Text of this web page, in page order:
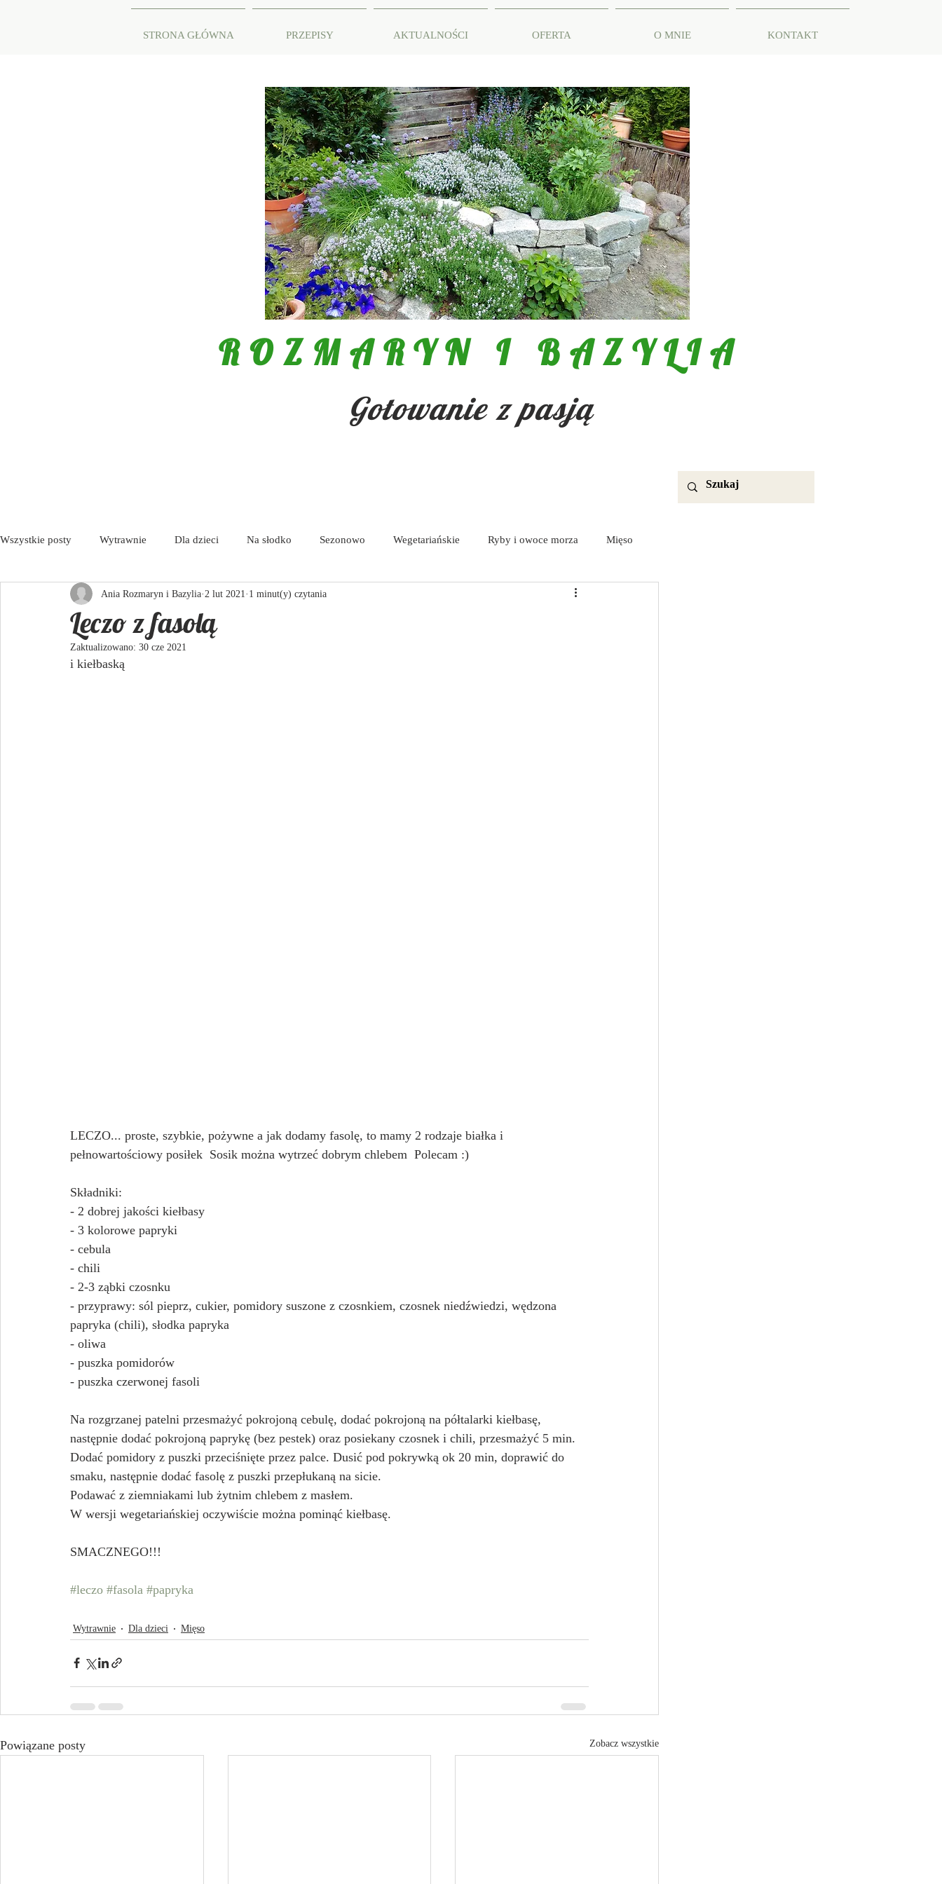
STRONA GŁÓWNA PRZEPISY AKTUALNOŚCI OFERTA O MNIE KONTAKT
ROZMARYN I BAZYLIA
Gotowanie z pasją
Wszystkie posty Wytrawnie Dla dzieci Na słodko Sezonowo Wegetariańskie Ryby i owoce morza Mięso
Tapas / Antipasti Zupy Aktualności Pasty i dipy
Leczo z fasolą
Ania Rozmaryn i Bazylia 2 lut 2021 1 minut(y) czytania
Zaktualizowano: 30 cze 2021
i kiełbaską
LECZO... proste, szybkie, pożywne a jak dodamy fasolę, to mamy 2 rodzaje białka i
pełnowartościowy posiłek  Sosik można wytrzeć dobrym chlebem  Polecam :)
Składniki:
- 2 dobrej jakości kiełbasy
- 3 kolorowe papryki
- cebula
- chili
- 2-3 ząbki czosnku
- przyprawy: sól pieprz, cukier, pomidory suszone z czosnkiem, czosnek niedźwiedzi, wędzona
papryka (chili), słodka papryka
- oliwa
- puszka pomidorów
- puszka czerwonej fasoli
Na rozgrzanej patelni przesmażyć pokrojoną cebulę, dodać pokrojoną na półtalarki kiełbasę,
następnie dodać pokrojoną paprykę (bez pestek) oraz posiekany czosnek i chili, przesmażyć 5 min.
Dodać pomidory z puszki przeciśnięte przez palce. Dusić pod pokrywką ok 20 min, doprawić do
smaku, następnie dodać fasolę z puszki przepłukaną na sicie.
Podawać z ziemniakami lub żytnim chlebem z masłem.
W wersji wegetariańskiej oczywiście można pominąć kiełbasę.
SMACZNEGO!!!
#leczo #fasola #papryka
Wytrawnie Dla dzieci Mięso
Powiązane posty Zobacz wszystkie